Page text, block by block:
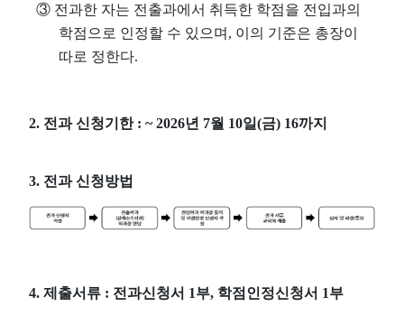
③ 전과한 자는 전출과에서 취득한 학점을 전입과의
학점으로 인정할 수 있으며 , 이의 기준은 총장이
따로 정한다.
2. 전과 신청기한 : ~ 2026년 7월 10일(금) 16까지
3. 전과 신청방법
4. 제출서류 : 전과신청서 1부, 학점인정신청서 1부